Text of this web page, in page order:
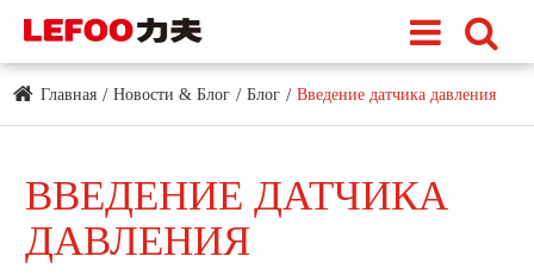
Главная Новости & Блог Блог Введение датчика давления
ВВЕДЕНИЕ ДАТЧИКА
ДАВЛЕНИЯ